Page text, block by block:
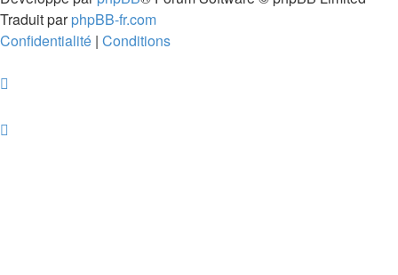
Traduit parphpBB-fr.com
Confidentialité | Conditions